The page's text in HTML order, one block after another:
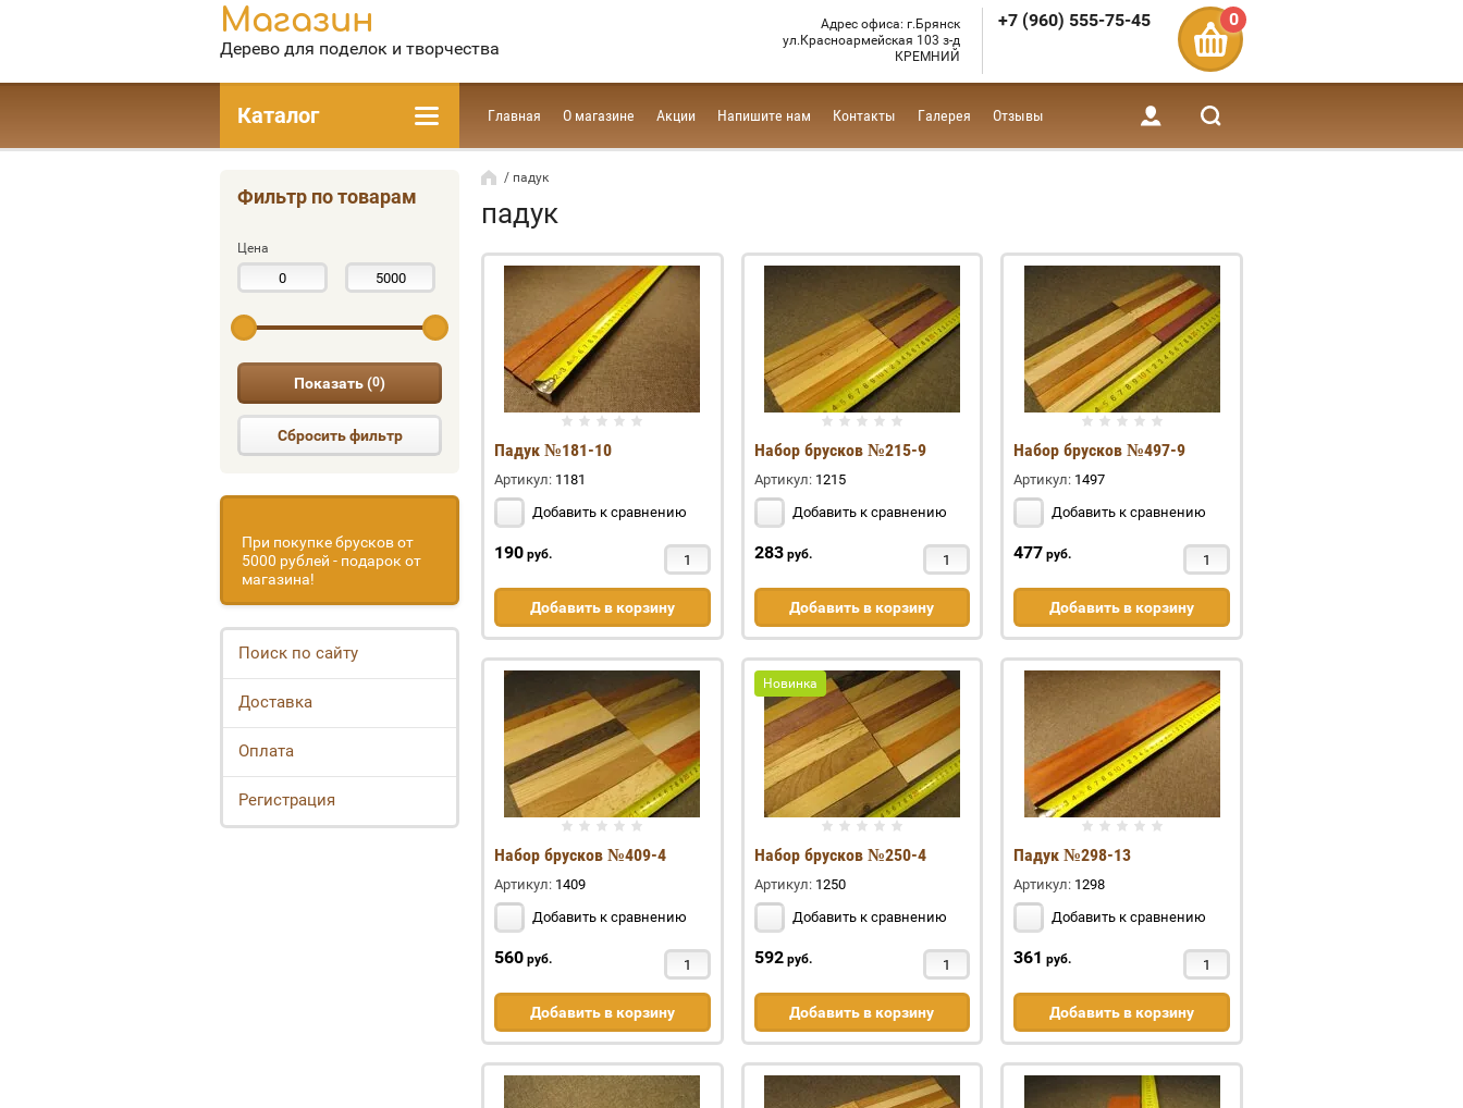
Магазин
Дерево для поделок и творчества
Адрес офиса: г.Брянск
ул.Красноармейская 103 з-д
КРЕМНИЙ
+7 (960) 555-75-45 0
Каталог Главная О магазине Акции Напишите нам Контакты Галерея Отзывы
Фильтр по товарам
Цена
Показать (0)
Сбросить фильтр
При покупке брусков от
5000 рублей - подарок от
магазина!
Поиск по сайту
Доставка
Оплата
Регистрация
/ падук
падук
Падук №181-10
Артикул: 1181
Добавить к сравнению
190 руб.
Добавить в корзину
Набор брусков №215-9
Артикул:1215
Добавить к сравнению
283руб.
Добавить в корзину
Набор брусков №497-9
Артикул: 1497
Добавить к сравнению
477 руб.
Добавить в корзину
Набор брусков №409-4
Артикул: 1409
Добавить к сравнению
560 руб.
Добавить в корзину
Новинка
Набор брусков №250-4
Артикул:1250
Добавить к сравнению
592руб.
Добавить в корзину
Падук №298-13
Артикул: 1298
Добавить к сравнению
361 руб.
Добавить в корзину